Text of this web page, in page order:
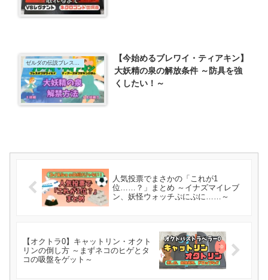
ゼルダの伝説ブレスオブザワイルド
【今始めるブレワイ・ティアキン】
大妖精の泉の解放条件 ～防具を強
くしたい！～
人気投票でまさかの「これが1
位……？」まとめ ～イナズマイレブ
ン、妖怪ウォッチぷにぷに……～
【オクトラ0】キャットリン・オクト
リンの倒し方 ～まずネコのヒゲとタ
コの吸盤をゲット～